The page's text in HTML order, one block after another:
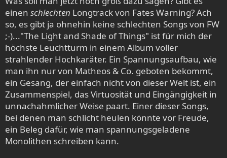
einen schlechten Longtrack von Fates Warning? Ach
so, es gibt ja ohnehin keine schlechten Songs von FW
;-)..."The Light and Shade of Things" ist für mich der
höchste Leuchtturm in einem Album voller
strahlender Hochkaräter. Ein Spannungsaufbau, wie
man ihn nur von Matheos & Co. geboten bekommt,
ein Gesang, der einfach nicht von dieser Welt ist, ein
Zusammenspiel, das Virtuosität und Eingängigkeit in
unnachahmlicher Weise paart. Einer dieser Songs,
bei denen man schlicht heulen könnte vor Freude,
ein Beleg dafür, wie man spannungsgeladene
Monolithen schreiben kann.